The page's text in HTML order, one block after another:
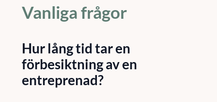
Vanliga frågor
Hur lång tid tar en
förbesiktning av en
entreprenad?